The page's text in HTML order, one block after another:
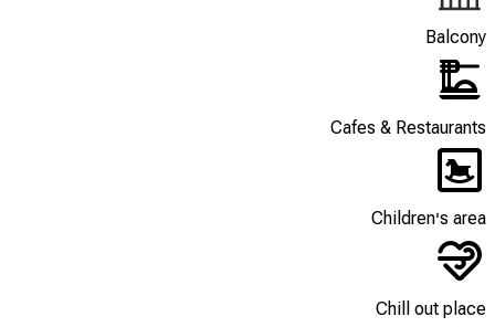
Balcony
Cafes & Restaurants
Children's area
Chill out place